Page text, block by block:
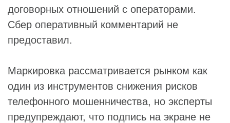
договорных отношений с операторами.
Сбер оперативный комментарий не
предоставил.
Маркировка рассматривается рынком как
один из инструментов снижения рисков
телефонного мошенничества, но эксперты
предупреждают, что подпись на экране не